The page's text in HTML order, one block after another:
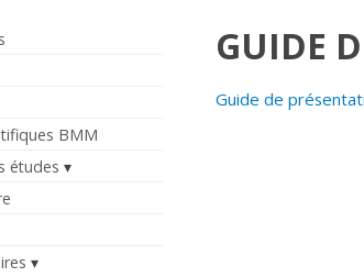
BMM
études
GUIDE
Guide de